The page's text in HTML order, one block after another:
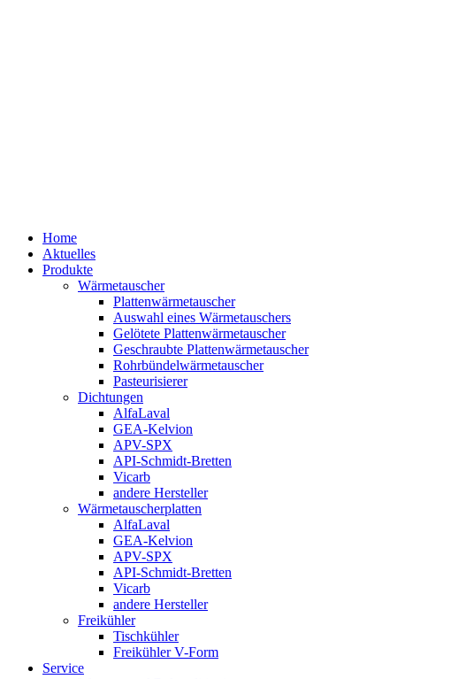
Home
Aktuelles
Produkte
Wärmetauscher
Plattenwärmetauscher
Auswahl eines Wärmetauschers
Gelötete Plattenwärmetauscher
Geschraubte Plattenwärmetauscher
Rohrbündelwärmetauscher
Pasteurisierer
Dichtungen
AlfaLaval
GEA-Kelvion
APV-SPX
API-Schmidt-Bretten
Vicarb
andere Hersteller
Wärmetauscherplatten
AlfaLaval
GEA-Kelvion
APV-SPX
API-Schmidt-Bretten
Vicarb
andere Hersteller
Freikühler
Tischkühler
Freikühler V-Form
Service